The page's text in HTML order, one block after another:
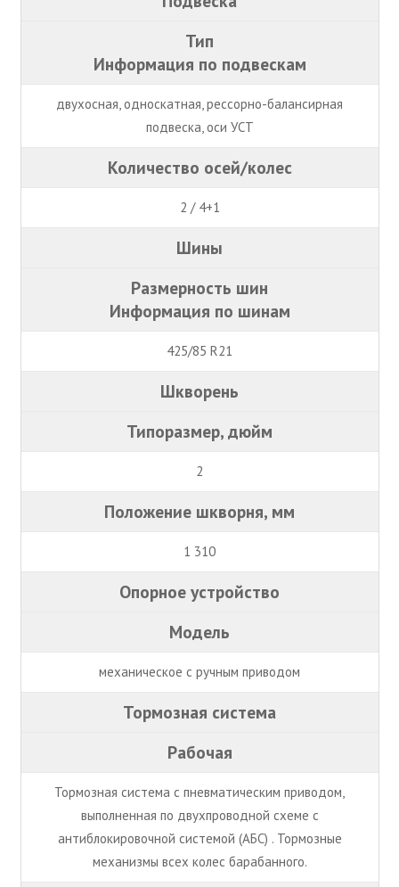
Тип
Информация по подвескам
двухосная, односкатная, рессорно-балансирная
подвеска, оси УСТ
Количество осей/колес
2 / 4+1
Шины
Размерность шин
Информация по шинам
425/85 R21
Шкворень
Типоразмер, дюйм
2
Положение шкворня, мм
1 310
Опорное устройство
Модель
механическое с ручным приводом
Тормозная система
Рабочая
Тормозная система с пневматическим приводом,
выполненная по двухпроводной схеме с
антиблокировочной системой (АБС) . Тормозные
механизмы всех колес барабанного.